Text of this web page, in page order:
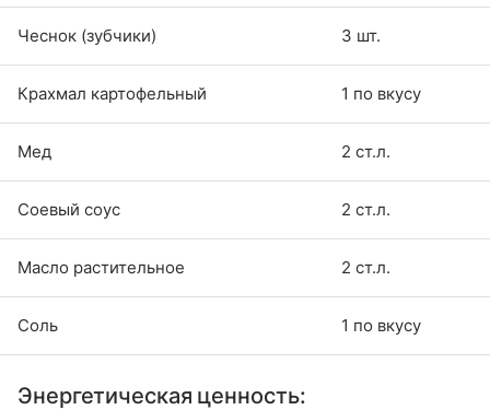
Чеснок (зубчики) 3 шт.
Крахмал картофельный 1 по вкусу
Мед 2 ст.л.
Соевый соус 2 ст.л.
Масло растительное 2 ст.л.
Соль 1 по вкусу
Энергетическая ценность: